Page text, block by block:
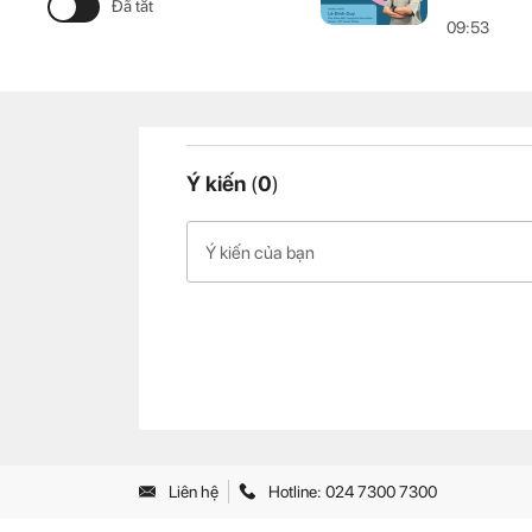
09:53
Ý kiến (0)
Liên hệ Hotline: 024 7300 7300